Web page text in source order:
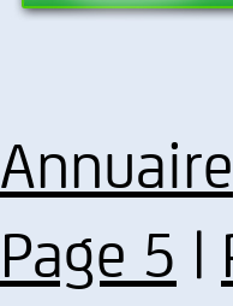
Annuaire
Page 5 |